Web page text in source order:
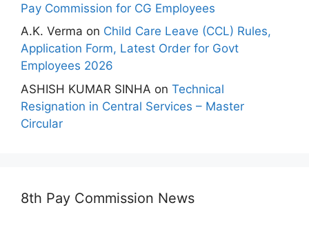
Pay Commission for CG Employees
A.K. Verma on Child Care Leave (CCL) Rules,
Application Form, Latest Order for Govt
Employees 2026
ASHISH KUMAR SINHA on Technical
Resignation in Central Services – Master
Circular
8th Pay Commission News